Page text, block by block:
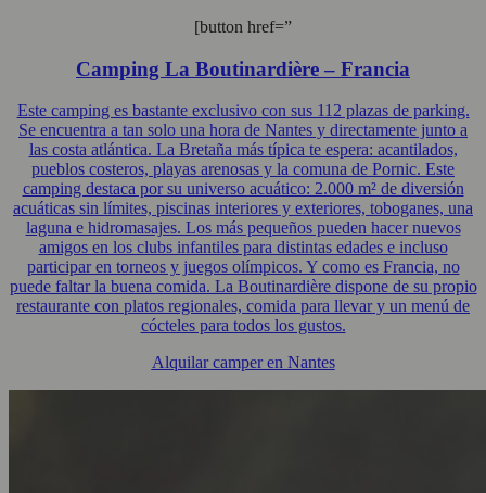
[button href=”
Camping La Boutinardière – Francia
Este camping es bastante exclusivo con sus 112 plazas de parking.
Se encuentra a tan solo una hora de Nantes y directamente junto a
las costa atlántica. La Bretaña más típica te espera: acantilados,
pueblos costeros, playas arenosas y la comuna de Pornic. Este
camping destaca por su universo acuático: 2.000 m² de diversión
acuáticas sin límites, piscinas interiores y exteriores, toboganes, una
laguna e hidromasajes. Los más pequeños pueden hacer nuevos
amigos en los clubs infantiles para distintas edades e incluso
participar en torneos y juegos olímpicos. Y como es Francia, no
puede faltar la buena comida. La Boutinardière dispone de su propio
restaurante con platos regionales, comida para llevar y un menú de
cócteles para todos los gustos.
Alquilar camper en Nantes